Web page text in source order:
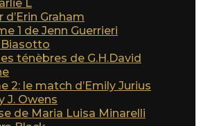
L
Graham
1 de Jenn Guerrieri
ténèbres de G.H.David
2: le match d’Emily Jurius
J. Owens
de Maria Luisa Minarelli